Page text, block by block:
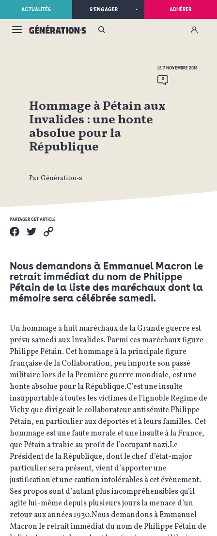
ACTUALITÉS S’ENGAGER ADHÉRER
LE 7 NOVEMBRE 2018
0
Hommage à Pétain aux
Invalides : une honte
absolue pour la
République
Par Génération•s
PARTAGER CET ARTICLE
Nous demandons à Emmanuel Macron le
retrait immédiat du nom de Philippe
Pétain de la liste des maréchaux dont la
mémoire sera célébrée samedi.
Un hommage à huit maréchaux de la Grande guerre est
prévu samedi aux Invalides. Parmi ces maréchaux figure
Philippe Pétain. Cet hommage à la principale figure
française de la Collaboration, peu importe son passé
militaire lors de la Première guerre mondiale, est une
honte absolue pour la République.C’est une insulte
insupportable à toutes les victimes de l’ignoble Régime de
Vichy que dirigeait le collaborateur antisémite Philippe
Pétain, en particulier aux déportés et à leurs familles. Cet
hommage est une faute morale et une insulte à la France,
que Pétain a trahie au profit de l’occupant nazi.Le
Président de la République, dont le chef d’état-major
particulier sera présent, vient d’apporter une
justification et une caution intolérables à cet évènement.
Ses propos sont d’autant plus incompréhensibles qu’il
agite lui-même depuis plusieurs jours la menace d’un
retour aux années 1930.Nous demandons à Emmanuel
Macron le retrait immédiat du nom de Philippe Pétain de